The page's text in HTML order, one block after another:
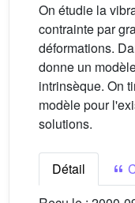
On étudie la
contrainte par
déformations.
donne un
intrinsèque. On
modèle pour
solutions.
Détail